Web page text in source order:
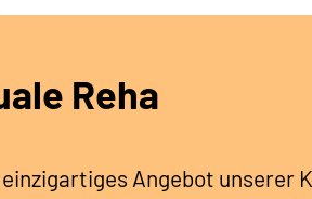
Reha
einzigartiges Angebot unserer